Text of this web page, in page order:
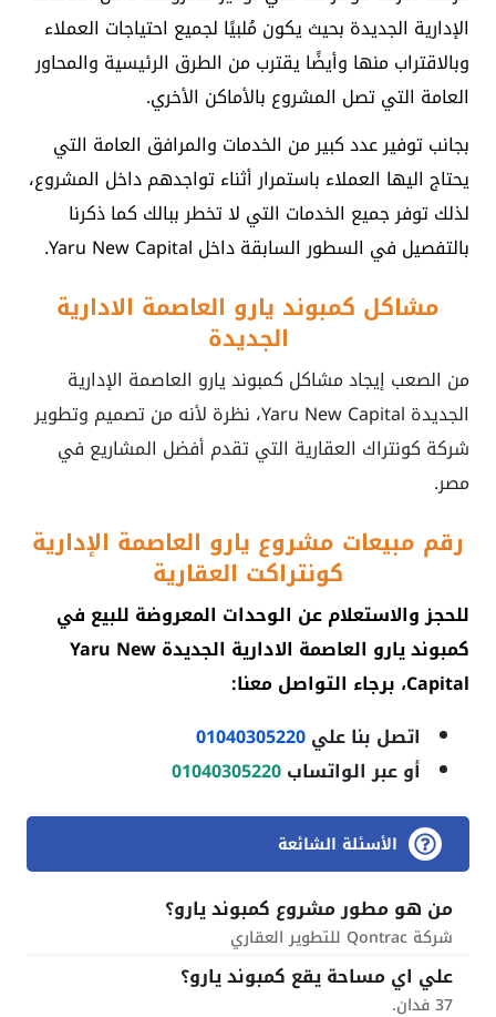
الإدارية الجديدة بحيث يكون مُلبيًا لجميع احتياجات العملاء
وبالاقتراب منها وأيضًا يقترب من الطرق الرئيسية والمحاور
العامة التي تصل المشروع بالأماكن الأخري.
بجانب توفير عدد كبير من الخدمات والمرافق العامة التي
يحتاج اليها العملاء باستمرار أثناء تواجدهم داخل المشروع،
لذلك توفر جميع الخدمات التي لا تخطر ببالك كما ذكرنا
بالتفصيل في السطور السابقة داخل Yaru New Capital.
مشاكل كمبوند يارو العاصمة الادارية
الجديدة
من الصعب إيجاد مشاكل كمبوند يارو العاصمة الإدارية
الجديدة Yaru New Capital، نظرة لأنه من تصميم وتطوير
شركة كونتراك العقارية التي تقدم أفضل المشاريع في
مصر.
رقم مبيعات مشروع يارو العاصمة الإدارية
كونتراكت العقارية
للحجز والاستعلام عن الوحدات المعروضة للبيع في
كمبوند يارو العاصمة الادارية الجديدة Yaru New
Capital، برجاء التواصل معنا:
اتصل بنا علي01040305220
أو عبر الواتساب01040305220
الأسئلة الشائعة
من هو مطور مشروع كمبوند يارو؟
شركة Qontrac للتطوير العقاري
علي اي مساحة يقع كمبوند يارو؟
37 فدان.